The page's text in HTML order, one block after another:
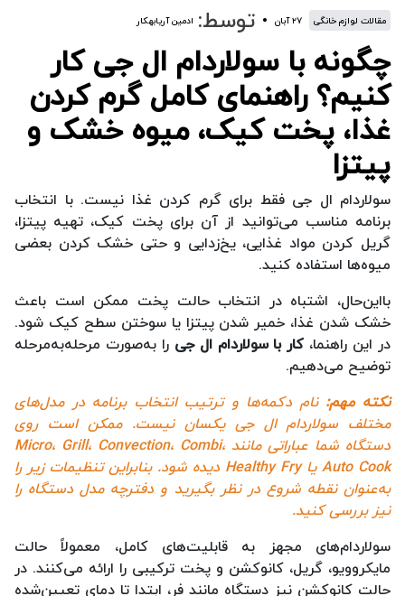
مقالات لوازم خانگی ۲۷ آبان توسط: ادمین آریابهکار
چگونه با سولاردام ال جی کار
کنیم؟ راهنمای کامل گرم کردن
غذا، پخت کیک، میوه خشک و
پیتزا
سولاردام ال جی فقط برای گرم کردن غذا نیست. با انتخاب
برنامه مناسب می‌توانید از آن برای پخت کیک، تهیه پیتزا،
گریل کردن مواد غذایی، یخ‌زدایی و حتی خشک کردن بعضی
میوه‌ها استفاده کنید.
بااین‌حال، اشتباه در انتخاب حالت پخت ممکن است باعث
خشک شدن غذا، خمیر شدن پیتزا یا سوختن سطح کیک شود.
در این راهنما،کار با سولاردام ال جی را به‌صورت مرحله‌به‌مرحله
توضیح می‌دهیم.
نکته مهم: نام دکمه‌ها و ترتیب انتخاب برنامه در مدل‌های
مختلف سولاردام ال جی یکسان نیست. ممکن است روی
دستگاه شما عباراتی مانند Micro، Grill، Convection، Combi،
Auto Cook یا Healthy Fry دیده شود. بنابراین تنظیمات زیر را
به‌عنوان نقطه شروع در نظر بگیرید و دفترچه مدل دستگاه را
نیز بررسی کنید.
سولاردام‌های مجهز به قابلیت‌های کامل، معمولاً حالت
مایکروویو، گریل، کانوکشن و پخت ترکیبی را ارائه می‌کنند. در
حالت کانوکشن نیز دستگاه مانند فر، ابتدا تا دمای تعیین‌شده